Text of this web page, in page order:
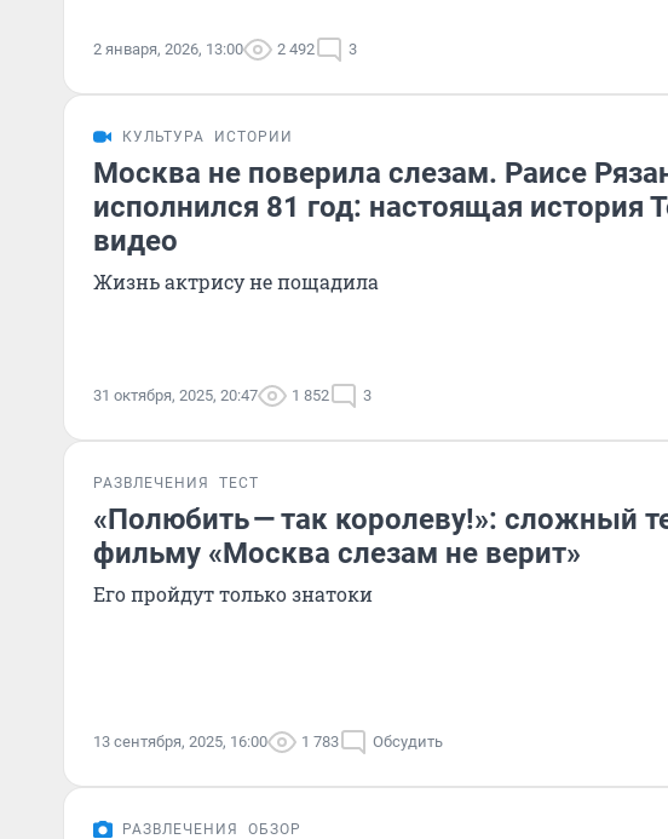
2 января, 2026, 13:00 2 492 3
КУЛЬТУРА ИСТОРИИ
Москва не поверила слезам. Раисе
исполнился 81 год: настоящая история
видео
Жизнь актрису не пощадила
31 октября, 2025, 20:47 1 852 3
РАЗВЛЕЧЕНИЯ ТЕСТ
«Полюбить — так королеву!»: сложный
фильму «Москва слезам не верит»
Его пройдут только знатоки
13 сентября, 2025, 16:00 1 783 Обсудить
РАЗВЛЕЧЕНИЯ ОБЗОР